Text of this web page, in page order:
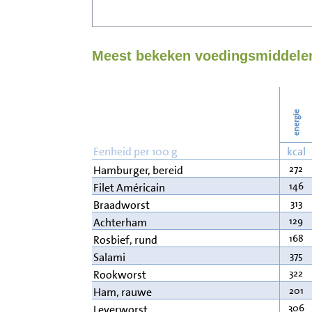
Meest bekeken
energie
Eenheid per 100 g kcal
Hamburger, bereid
272
Filet Américain 146
Braadworst 313
Achterham 129
Rosbief, rund 168
Salami 375
Rookworst 322
Ham, rauwe 201
306